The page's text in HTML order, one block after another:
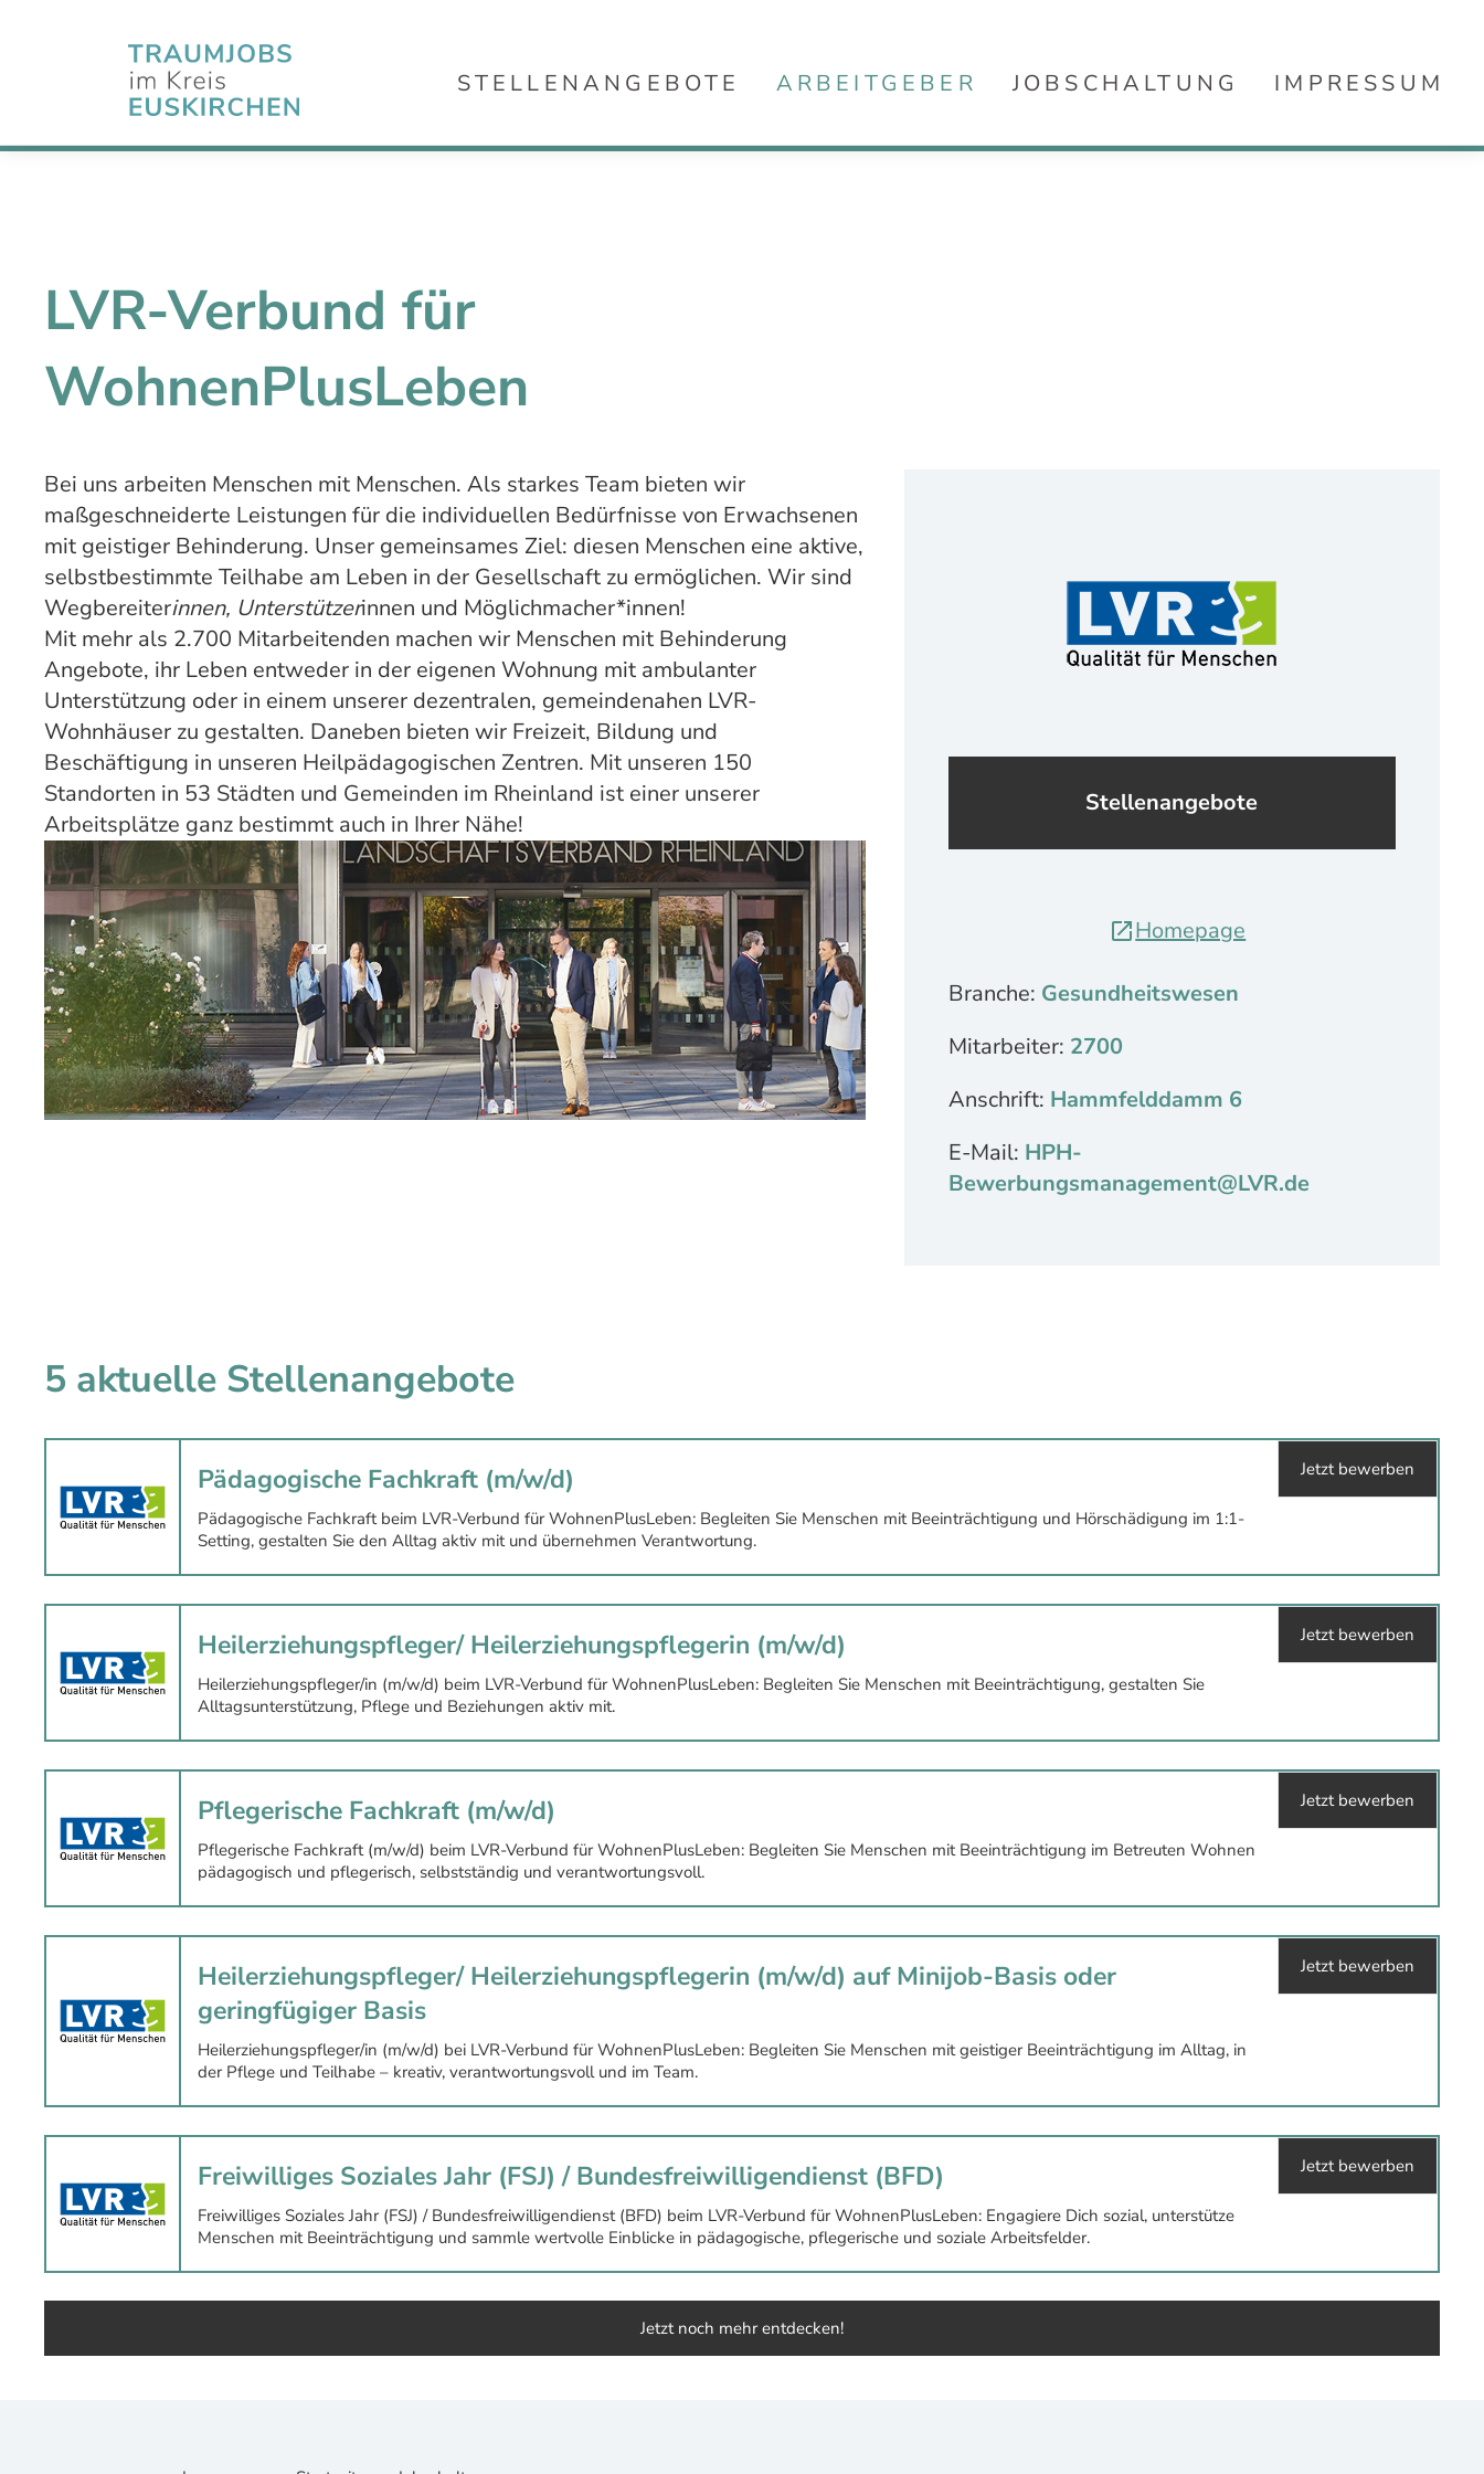
STELLENANGEBOTE ARBEITGEBER JOBSCHALTUNG IMPRESSUM
LVR-Verbund für
WohnenPlusLeben
Bei uns arbeiten Menschen mit Menschen. Als starkes Team bieten wir
maßgeschneiderte Leistungen für die individuellen Bedürfnisse von Erwachsenen
mit geistiger Behinderung. Unser gemeinsames Ziel: diesen Menschen eine aktive,
selbstbestimmte Teilhabe am Leben in der Gesellschaft zu ermöglichen. Wir sind
Wegbereiterinnen, Unterstützerinnen und Möglichmacher*innen!
Mit mehr als 2.700 Mitarbeitenden machen wir Menschen mit Behinderung
Angebote, ihr Leben entweder in der eigenen Wohnung mit ambulanter
Unterstützung oder in einem unserer dezentralen, gemeindenahen LVR-
Wohnhäuser zu gestalten. Daneben bieten wir Freizeit, Bildung und
Beschäftigung in unseren Heilpädagogischen Zentren. Mit unseren 150
Standorten in 53 Städten und Gemeinden im Rheinland ist einer unserer
Arbeitsplätze ganz bestimmt auch in Ihrer Nähe!
Stellenangebote
Homepage
Branche: Gesundheitswesen
Mitarbeiter: 2700
Anschrift: Hammfelddamm 6
E-Mail: HPH-
Bewerbungsmanagement@LVR.de
5 aktuelle Stellenangebote
Pädagogische Fachkraft (m/w/d)
Pädagogische Fachkraft beim LVR-Verbund für WohnenPlusLeben: Begleiten Sie Menschen mit Beeinträchtigung und Hörschädigung im 1:1-
Setting, gestalten Sie den Alltag aktiv mit und übernehmen Verantwortung.
Jetzt bewerben
Heilerziehungspfleger/ Heilerziehungspflegerin (m/w/d)
Heilerziehungspfleger/in (m/w/d) beim LVR-Verbund für WohnenPlusLeben: Begleiten Sie Menschen mit Beeinträchtigung, gestalten Sie
Alltagsunterstützung, Pflege und Beziehungen aktiv mit.
Jetzt bewerben
Pflegerische Fachkraft (m/w/d)
Pflegerische Fachkraft (m/w/d) beim LVR-Verbund für WohnenPlusLeben: Begleiten Sie Menschen mit Beeinträchtigung im Betreuten Wohnen
pädagogisch und pflegerisch, selbstständig und verantwortungsvoll.
Jetzt bewerben
Heilerziehungspfleger/ Heilerziehungspflegerin (m/w/d) auf Minijob-Basis oder
geringfügiger Basis
Heilerziehungspfleger/in (m/w/d) bei LVR-Verbund für WohnenPlusLeben: Begleiten Sie Menschen mit geistiger Beeinträchtigung im Alltag, in
der Pflege und Teilhabe – kreativ, verantwortungsvoll und im Team.
Jetzt bewerben
Freiwilliges Soziales Jahr (FSJ) / Bundesfreiwilligendienst (BFD)
Freiwilliges Soziales Jahr (FSJ) / Bundesfreiwilligendienst (BFD) beim LVR-Verbund für WohnenPlusLeben: Engagiere Dich sozial, unterstütze
Menschen mit Beeinträchtigung und sammle wertvolle Einblicke in pädagogische, pflegerische und soziale Arbeitsfelder.
Jetzt bewerben
Jetzt noch mehr entdecken!